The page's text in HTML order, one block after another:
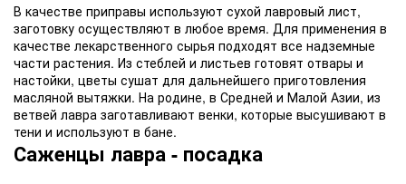
В качестве приправы используют сухой лавровый лист,
заготовку осуществляют в любое время. Для применения в
качестве лекарственного сырья подходят все надземные
части растения. Из стеблей и листьев готовят отвары и
настойки, цветы сушат для дальнейшего приготовления
масляной вытяжки. На родине, в Средней и Малой Азии, из
ветвей лавра заготавливают венки, которые высушивают в
тени и используют в бане.
Саженцы лавра - посадка